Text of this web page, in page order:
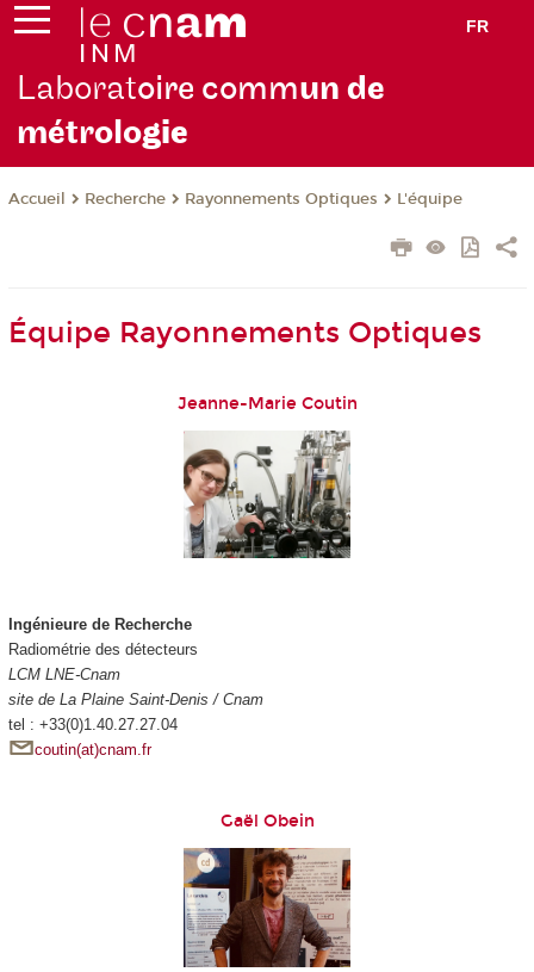
FR
Laboratoire commun de
métrologie
Accueil Recherche Rayonnements Optiques L'équipe
Équipe Rayonnements Optiques
Jeanne-Marie Coutin
Ingénieure de Recherche
Radiométrie des détecteurs
LCM LNE-Cnam
site de La Plaine Saint-Denis / Cnam
tel : +33(0)1.40.27.27.04
coutin(at)cnam.fr
Gaël Obein